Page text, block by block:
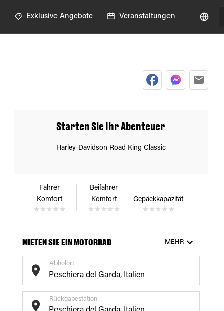
Exklusive Angebote Veranstaltungen
Starten Sie Ihr Abenteuer
Harley-Davidson Road King Classic
Fahrer
Komfort
Beifahrer
Komfort
Gepäckkapazität
MIETEN SIE EIN MOTORRAD MEHR
Abholort
Rückgabestation